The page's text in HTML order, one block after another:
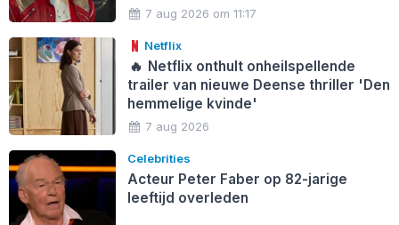
7 aug 2026 om 11:17
Netflix
🔥 Netflix onthult onheilspellende
trailer van nieuwe Deense thriller 'Den
hemmelige kvinde'
7 aug 2026
Celebrities
Acteur Peter Faber op 82-jarige
leeftijd overleden